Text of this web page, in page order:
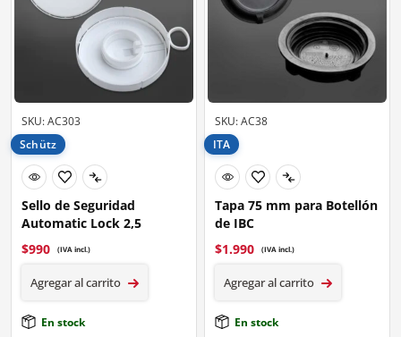
SKU: AC303
Schütz
Sello de Seguridad
Automatic Lock 2,5
$990 (IVA incl.)
Agregar al carrito
En stock
SKU: AC38
ITA
Tapa 75 mm para Botellón
de IBC
$1.990 (IVA incl.)
Agregar al carrito
En stock